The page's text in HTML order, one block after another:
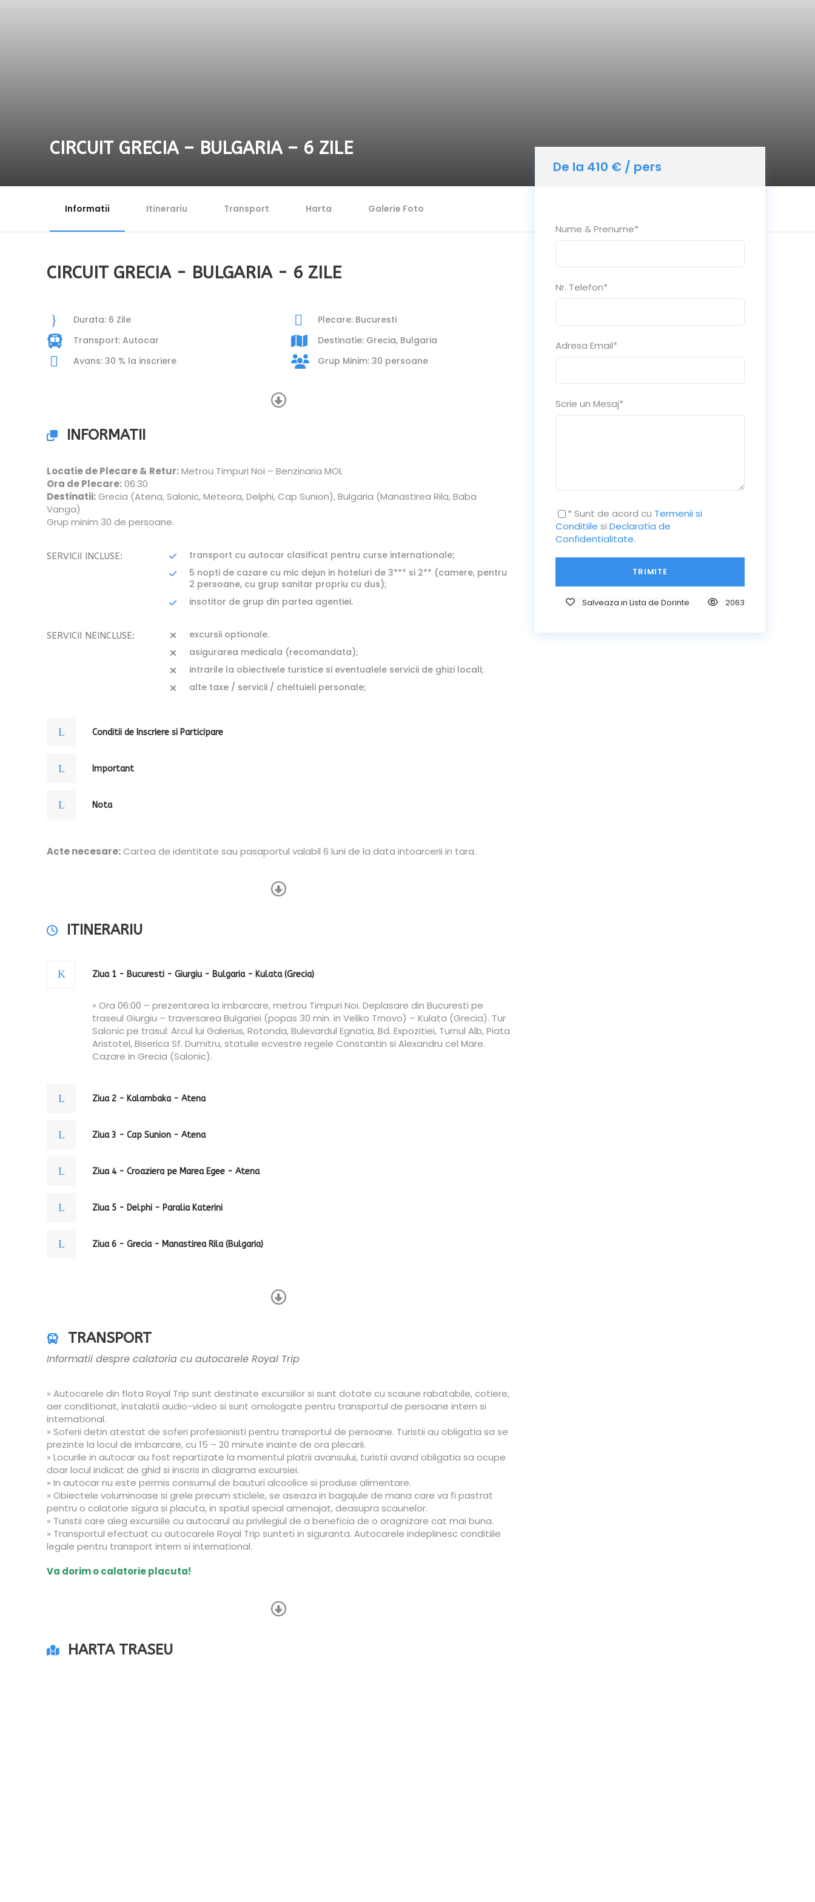
CIRCUIT GRECIA – BULGARIA – 6 ZILE
De la 410 € / pers
Nume & Prenume*
Nr. Telefon*
Adresa Email*
Scrie un Mesaj*
* Sunt de acord cu Termenii si
Conditiile si Declaratia de
Confidentialitate.
Salveaza in Lista de Dorinte 2063
Informatii Itinerariu Transport Harta Galerie Foto
CIRCUIT GRECIA - BULGARIA - 6 ZILE
Durata: 6 Zile
Transport: Autocar
Avans: 30 % la inscriere
Plecare: Bucuresti
Destinatie: Grecia, Bulgaria
Grup Minim: 30 persoane
INFORMATII
Locatie de Plecare & Retur:Metrou Timpuri Noi – Benzinaria MOL
Ora de Plecare:06:30
Destinatii:Grecia (Atena, Salonic, Meteora, Delphi, Cap Sunion), Bulgaria (Manastirea Rila, Baba
Vanga)
Grup minim 30 de persoane.
SERVICII INCLUSE:
transport cu autocar clasificat pentru curse internationale;
5 nopti de cazare cu mic dejun in hoteluri de 3*** si 2** (camere, pentru
2 persoane, cu grup sanitar propriu cu dus);
insotitor de grup din partea agentiei.
SERVICII NEINCLUSE:
excursii optionale.
asigurarea medicala (recomandata);
intrarile la obiectivele turistice si eventualele servicii de ghizi locali;
alte taxe / servicii / cheltuieli personale;
Conditii de Inscriere si Participare
Important
Nota
Acte necesare:Cartea de identitate sau pasaportul valabil 6 luni de la data intoarcerii in tara.
ITINERARIU
Ziua 1 - Bucuresti - Giurgiu - Bulgaria - Kulata (Grecia)
» Ora 06:00 – prezentarea la imbarcare, metrou Timpuri Noi. Deplasare din Bucuresti pe
traseul Giurgiu – traversarea Bulgariei (popas 30 min. in Veliko Trnovo) – Kulata (Grecia). Tur
Salonic pe trasul: Arcul lui Galerius, Rotonda, Bulevardul Egnatia, Bd. Expozitiei, Turnul Alb, Piata
Aristotel, Biserica Sf. Dumitru, statuile ecvestre regele Constantin si Alexandru cel Mare.
Cazare in Grecia (Salonic).
Ziua 2 - Kalambaka - Atena
Ziua 3 - Cap Sunion - Atena
Ziua 4 - Croaziera pe Marea Egee - Atena
Ziua 5 - Delphi - Paralia Katerini
Ziua 6 - Grecia - Manastirea Rila (Bulgaria)
TRANSPORT
Informatii despre calatoria cu autocarele Royal Trip
» Autocarele din flota Royal Trip sunt destinate excursiilor si sunt dotate cu scaune rabatabile, cotiere,
aer conditionat, instalatii audio-video si sunt omologate pentru transportul de persoane intern si
international.
» Soferii detin atestat de soferi profesionisti pentru transportul de persoane. Turistii au obligatia sa se
prezinte la locul de imbarcare, cu 15 – 20 minute inainte de ora plecarii.
» Locurile in autocar au fost repartizate la momentul platrii avansului, turistii avand obligatia sa ocupe
doar locul indicat de ghid si inscris in diagrama excursiei.
» In autocar nu este permis consumul de bauturi alcoolice si produse alimentare.
» Obiectele voluminoase si grele precum sticlele, se aseaza in bagajule de mana care va fi pastrat
pentru o calatorie sigura si placuta, in spatiul special amenajat, deasupra scaunelor.
» Turistii care aleg excursiile cu autocarul au privilegiul de a beneficia de o oragnizare cat mai buna.
» Transportul efectuat cu autocarele Royal Trip sunteti in siguranta. Autocarele indeplinesc conditiile
legale pentru transport intern si international.
Va dorim o calatorie placuta!
HARTA TRASEU